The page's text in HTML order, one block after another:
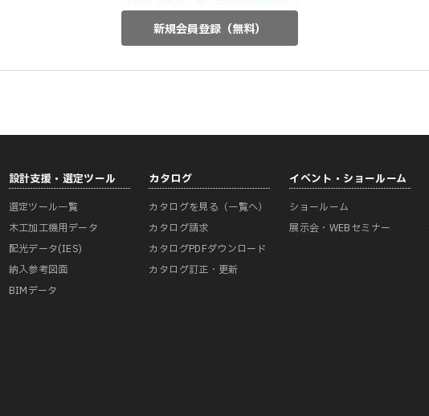
設計支援・選定ツール
選定ツール一覧
木工加工機用データ
配光データ(IES)
納入参考図面
BIMデータ
カタログ
カタログを見る（一覧へ）
カタログ請求
カタログPDFダウンロード
カタログ訂正・更新
イベント・ショールーム
ショールーム
展示会・WEBセミナー